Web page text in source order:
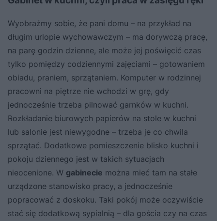
Wyobraźmy sobie, że pani domu – na przykład na
długim urlopie wychowawczym – ma dorywczą pracę,
na parę godzin dzienne, ale może jej poświęcić czas
tylko pomiędzy codziennymi zajęciami – gotowaniem
obiadu, praniem, sprzątaniem. Komputer w rodzinnej
pracowni na piętrze nie wchodzi w grę, gdy
jednocześnie trzeba pilnować garnków w kuchni.
Rozkładanie biurowych papierów na stole w kuchni
lub salonie jest niewygodne – trzeba je co chwila
sprzątać. Dodatkowe pomieszczenie blisko kuchni i
pokoju dziennego jest w takich sytuacjach
nieocenione. W gabinecie można mieć tam na stałe
urządzone stanowisko pracy, a jednocześnie
popracować z doskoku. Taki pokój może oczywiście
stać się dodatkową sypialnią – dla gościa czy na czas